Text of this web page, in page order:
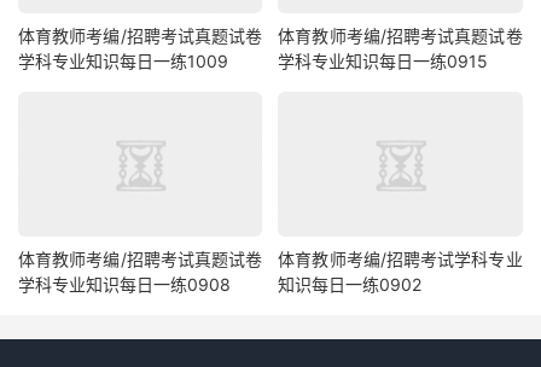
体育教师考编/招聘考试真题试卷
学科专业知识每日一练1009
体育教师考编/招聘考试真题试卷
学科专业知识每日一练0915
体育教师考编/招聘考试真题试卷
学科专业知识每日一练0908
体育教师考编/招聘考试学科专业
知识每日一练0902